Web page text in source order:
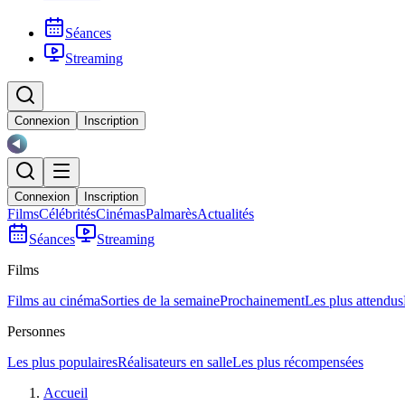
Séances
Streaming
Connexion Inscription
Connexion Inscription
FilmsCélébritésCinémasPalmarèsActualités
Séances
Streaming
Films
Films au cinémaSorties de la semaineProchainementLes plus attendus
Personnes
Les plus populairesRéalisateurs en salleLes plus récompensées
Accueil